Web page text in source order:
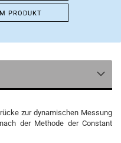
PRODUKT
zur dynamischen Messung
der Methode der Constant